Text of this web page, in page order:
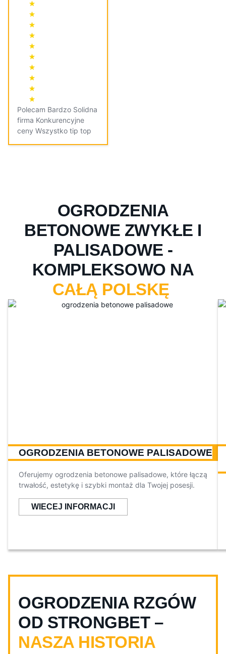
Polecam Bardzo Solidna
firma Konkurencyjne
ceny Wszystko tip top
OGRODZENIA
BETONOWE ZWYKŁE I
PALISADOWE -
KOMPLEKSOWO NA
CAŁĄ POLSKĘ
OGRODZENIA BETONOWE PALISADOWE
Oferujemy ogrodzenia betonowe palisadowe, które łączą
trwałość, estetykę i szybki montaż dla Twojej posesji.
WIECEJ INFORMACJI
OGRODZENIA RZGÓW
OD STRONGBET –
NASZA HISTORIA